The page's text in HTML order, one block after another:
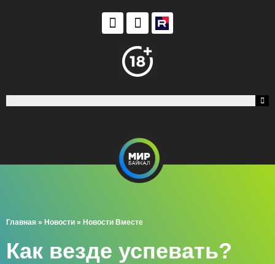
Главная » Новости » Новости Вместе
Как везде успевать?